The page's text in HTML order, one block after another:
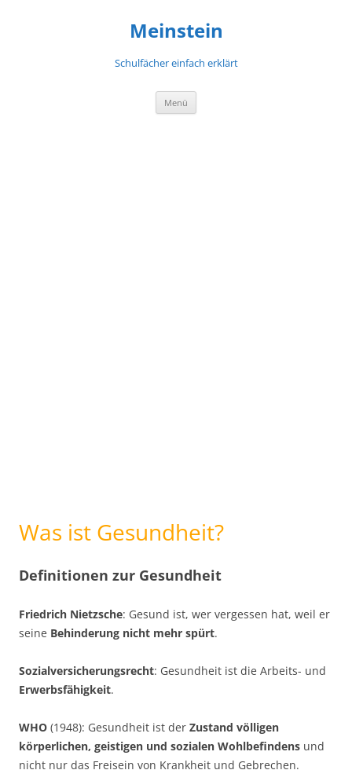
Meinstein
Schulfächer einfach erklärt
Menü
Was ist Gesundheit?
Definitionen zur Gesundheit
Friedrich Nietzsche: Gesund ist, wer vergessen hat, weil er
seine Behinderung nicht mehr spürt.
Sozialversicherungsrecht: Gesundheit ist die Arbeits- und
Erwerbsfähigkeit.
WHO (1948): Gesundheit ist der Zustand völligen
körperlichen, geistigen und sozialen Wohlbefindens und
nicht nur das Freisein von Krankheit und Gebrechen.